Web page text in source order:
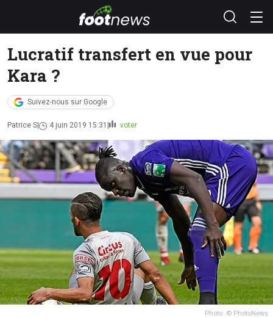
Lucratif transfert en vue pour
Kara ?
Suivez-nous sur Google
Patrice S 4 juin 2019 15:31 voter
Photo: © PhotoNews